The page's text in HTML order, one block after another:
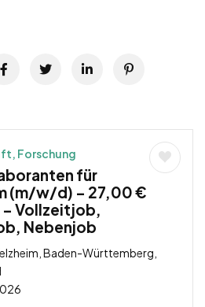
Forschung
für
(m/w/d) – 27,00 €
Vollzeitjob,
Nebenjob
Baden-Württemberg,